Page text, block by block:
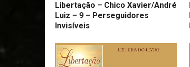
Libertação – Chico Xavier/André
Luiz – 9 – Perseguidores
Invisíveis